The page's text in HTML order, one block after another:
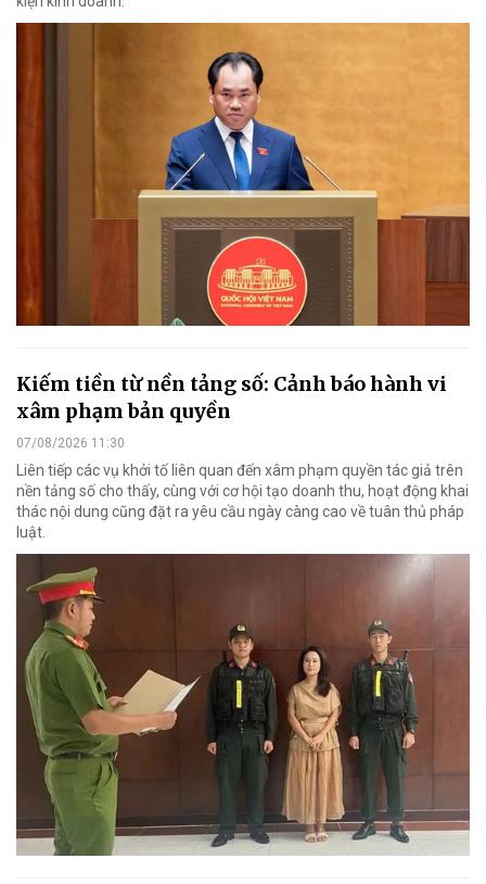
Kiếm tiền từ nền tảng số: Cảnh báo hành vi
xâm phạm bản quyền
07/08/2026 11:30
Liên tiếp các vụ khởi tố liên quan đến xâm phạm quyền tác giả trên
nền tảng số cho thấy, cùng với cơ hội tạo doanh thu, hoạt động khai
thác nội dung cũng đặt ra yêu cầu ngày càng cao về tuân thủ pháp
luật.